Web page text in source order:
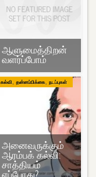
ஆளுமைத்திறன்
வளர்ப்போம்
கல்வி, தன்னம்பிக்கை, நடப்புகள்
அனைவருக்கும்
ஆரம்பக் கல்வி:
சாத்தியம்